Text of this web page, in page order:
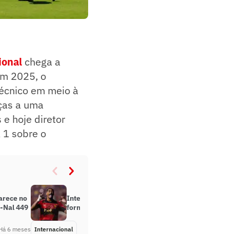
chega a
2025, o
em meio à
a uma
e hoje diretor
sobre o
no
Nal 449
6 meses
Internacional e Cuiabá discutem
forma de pagamento por atacante
Internacional